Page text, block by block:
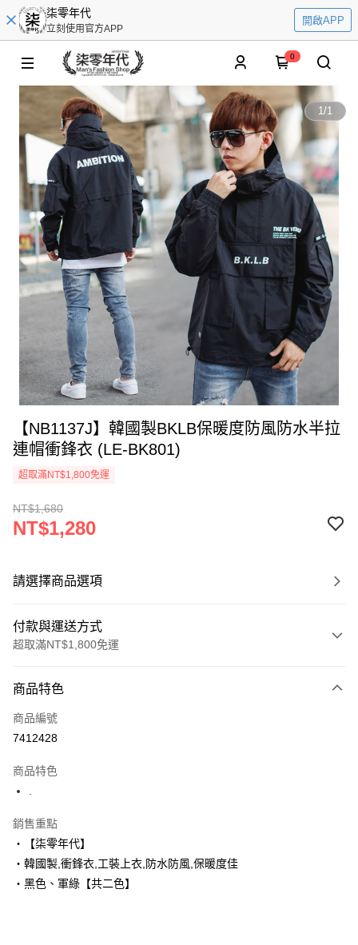
柒零年代
立刻使用官方APP
開啟APP
0
1/1
【NB1137J】韓國製BKLB保暖度防風防水半拉
連帽衝鋒衣 (LE-BK801)
超取滿NT$1,800免運
NT$1,680
NT$1,280
請選擇商品選項
付款與運送方式
超取滿NT$1,800免運
信用卡一次付款
超商取貨付款
街口支付
悠遊付
Google Pay
商品特色
商品編號
7412428
商品特色
銷售重點
‧【柒零年代】
‧韓國製,衝鋒衣,工裝上衣,防水防風,保暖度佳
‧黑色、軍綠【共二色】